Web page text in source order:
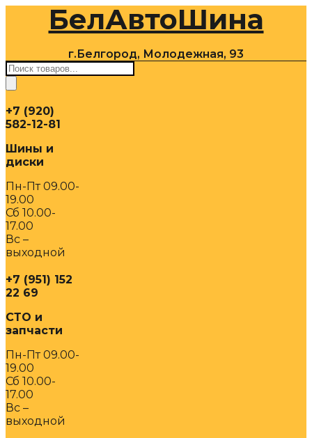
содержимомуБелАвтоШина
г.Белгород, Молодежная, 93
Поиск
товаров
+7 (920)
582-12-81
Шины и
диски
Пн-Пт 09.00-
19.00
Сб 10.00-
17.00
Вс –
выходной
+7 (951) 152
22 69
СТО и
запчасти
Пн-Пт 09.00-
19.00
Сб 10.00-
17.00
Вс –
выходной